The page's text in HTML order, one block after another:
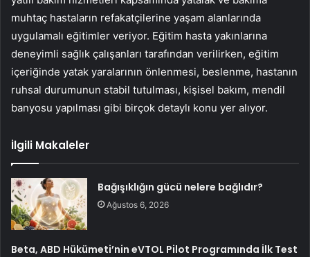
muhtaç hastaların refakatçilerine yaşam alanlarında
uygulamalı eğitimler veriyor. Eğitim hasta yakınlarına
deneyimli sağlık çalışanları tarafından verilirken, eğitim
içeriğinde yatak yaralarının önlenmesi, beslenme, hastanın
ruhsal durumunun stabil tutulması, kişisel bakım, mendil
banyosu yapılması gibi birçok detaylı konu yer alıyor.
İlgili Makaleler
Bağışıklığın gücü nelere bağlıdır?
Ağustos 6, 2026
Beta, ABD Hükümeti’nin eVTOL Pilot Programında İlk Test